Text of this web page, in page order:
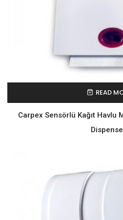
READ
Carpex Sensörlü Kağıt Havlu